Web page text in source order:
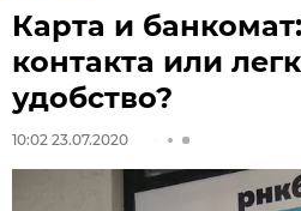
Карта и
контакта или
удобство?
10:02 23.07.2020